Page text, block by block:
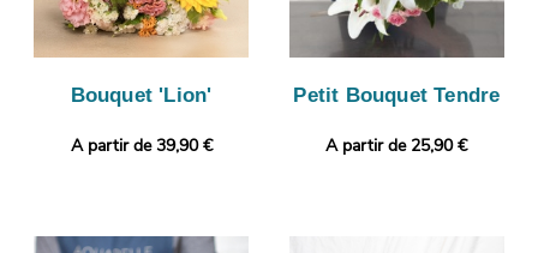
Bouquet 'Lion'
A partir de 39,90 €
Petit Bouquet Tendre
A partir de 25,90 €